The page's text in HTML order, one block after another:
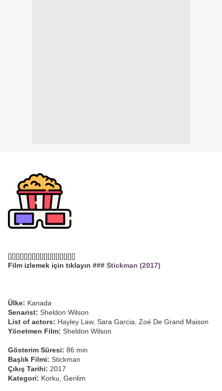
[][][][][][][][][][][][][][][][][]
Film izlemek için tıklayın ### Stickman (2017)
Ülke: Kanada
Senarist: Sheldon Wilson
List of actors: Hayley Law, Sara Garcia, Zoé De Grand Maison
Yönetmen Film: Sheldon Wilson
Gösterim Süresi: 86 min
Başlık Filmi: Stickman
Çıkış Tarihi: 2017
Kategori: Korku, Gerilim